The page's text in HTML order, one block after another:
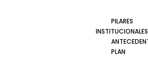
PILARES
INSTITUCIONALES
PLAN